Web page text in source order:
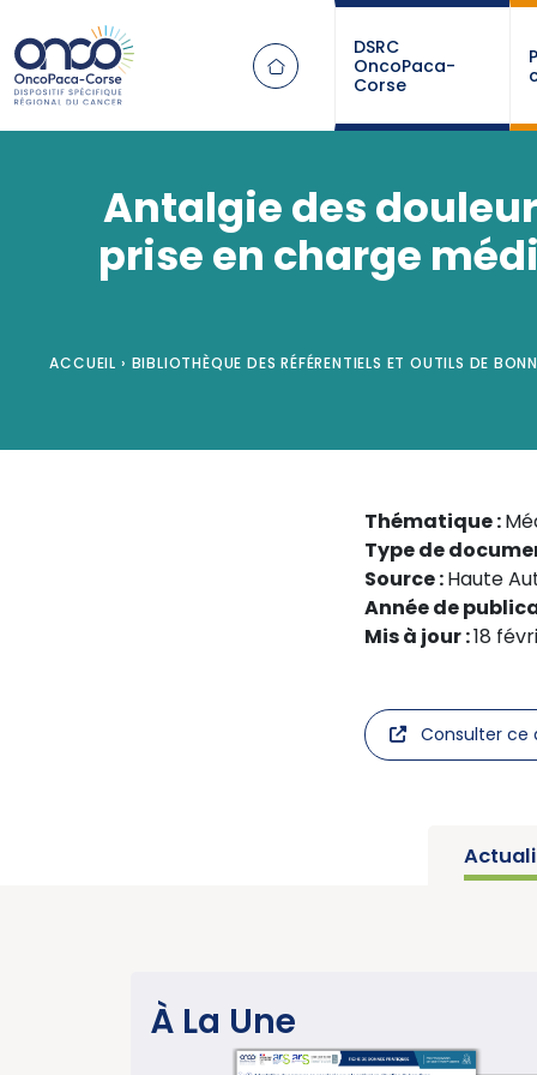
DSRC
OncoPaca-
Corse
Antalgie des
prise en charge
ACCUEIL › BIBLIOTHÈQUE DES RÉFÉRENTIELS ET OUTILS DE
Thématique :
Type de
Source :Haute
Année de
Mis à jour :18
Consulter ce
À La Une
Parution du
année
cancers »